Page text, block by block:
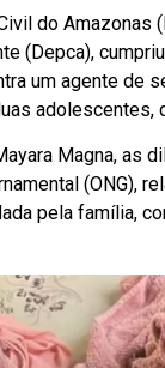
do Amazonas
(Depca),
um agente de
adolescentes,
Magna, as
(ONG),
pela família,